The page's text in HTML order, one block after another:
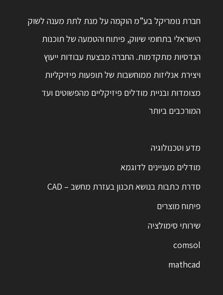
חברת נומריקל בע”מ הוקמה על מנת לתת מענה לשוק
הישראלי בתחומי שיווק, פיתוח והטמעה של תוכנות
הנדסיות מתקדמות. החברה מבצעת עבודות ייעוץ
ויצירת אנליזות ממוחשבות של תופעות פיזיקליות
מצומדות ובניית מודלים פיזיקליים מהפשוטים ועד
המורכבים ביותר
מדע וטכנולוגיה
מודלים מעניינים לדוגמא
סדרת כתבות בנושא תכנון בעזרת מחשב – CAD
פיתוח מוצרים
שירותי סימולציה
comsol
mathcad